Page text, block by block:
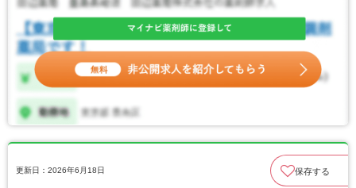
更新日：2026年6月18日 保存する